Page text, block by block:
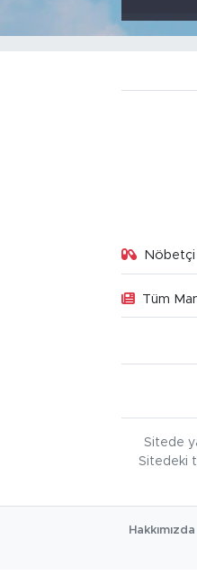
Nöbetçi
Tüm
Sitede
Sitedeki
Hakkımızda